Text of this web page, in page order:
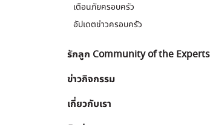
เตือนภัยครอบครัว
อัปเดตข่าวครอบครัว
รักลูก Community of the Experts
ข่าวกิจกรรม
เกี่ยวกับเรา